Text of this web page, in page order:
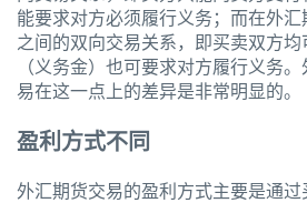
能要求对方必须履行义务；而在外
之间的双向交易关系，即买卖双方
（义务金）也可要求对方履行义务
易在这一点上的差异是非常明显的。
盈利方式不同
外汇期货交易的盈利方式主要是通